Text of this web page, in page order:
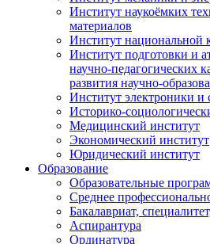
Институт наукоёмких
материалов
Институт национальной
Институт подготовки и
научно-педагогических
развития научно-
Институт электроники и
Историко-
Медицинский институт
Экономический институт
Юридический институт
Образование
Образовательные
Среднее
Бакалавриат,
Аспирантура
Ординатура